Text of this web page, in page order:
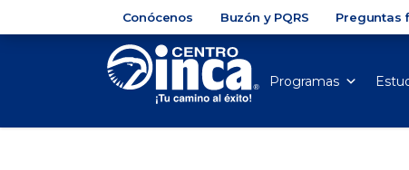
Conócenos Buzón y PQRS Preguntas
Programas